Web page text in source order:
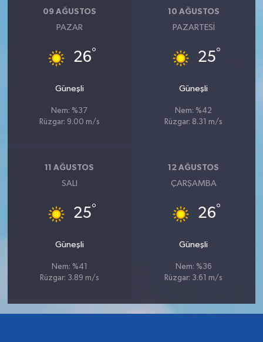
09 AĞUSTOS
PAZAR
26°
Güneşli
Nem: %37
Rüzgar: 9.00 m/s
10 AĞUSTOS
PAZARTESI
25°
Güneşli
Nem: %42
Rüzgar: 8.31 m/s
11 AĞUSTOS
SALI
25°
Güneşli
Nem: %41
Rüzgar: 3.89 m/s
12 AĞUSTOS
ÇARŞAMBA
26°
Güneşli
Nem: %36
Rüzgar: 3.61 m/s